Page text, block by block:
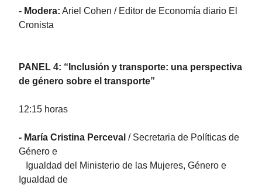
- Modera: Ariel Cohen / Editor de Economía diario El
Cronista
PANEL 4: “Inclusión y transporte: una perspectiva
de género sobre el transporte”
12:15 horas
- María Cristina Perceval / Secretaria de Políticas de
Género e
Igualdad del Ministerio de las Mujeres, Género e
Igualdad de